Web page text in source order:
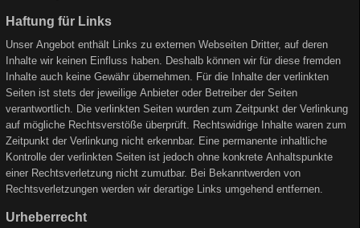
Haftung für Links
Unser Angebot enthält Links zu externen Webseiten Dritter, auf deren
Inhalte wir keinen Einfluss haben. Deshalb können wir für diese fremden
Inhalte auch keine Gewähr übernehmen. Für die Inhalte der verlinkten
Seiten ist stets der jeweilige Anbieter oder Betreiber der Seiten
verantwortlich. Die verlinkten Seiten wurden zum Zeitpunkt der Verlinkung
auf mögliche Rechtsverstöße überprüft. Rechtswidrige Inhalte waren zum
Zeitpunkt der Verlinkung nicht erkennbar. Eine permanente inhaltliche
Kontrolle der verlinkten Seiten ist jedoch ohne konkrete Anhaltspunkte
einer Rechtsverletzung nicht zumutbar. Bei Bekanntwerden von
Rechtsverletzungen werden wir derartige Links umgehend entfernen.
Urheberrecht